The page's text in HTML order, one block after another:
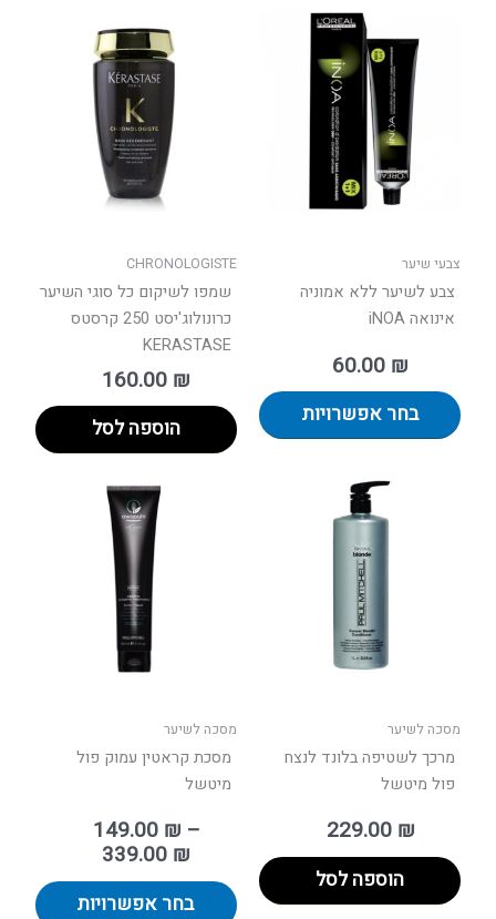
צבעי שיער
צבע לשיער ללא אמוניה
אינואה iNOA
60.00 ₪
בחר אפשרויות
בעמוד
המוצר
CHRONOLOGISTE
שמפו לשיקום כל סוגי השיער
כרונולוג'יסט 250 קרסטס
KERASTASE
160.00 ₪
הוספה לסל
מסכה לשיער
מרכך לשטיפה בלונד לנצח
פול מיטשל
229.00 ₪
הוספה לסל
מסכה לשיער
מסכת קראטין עמוק פול
מיטשל
149.00 ₪ –
339.00 ₪
בחר אפשרויות